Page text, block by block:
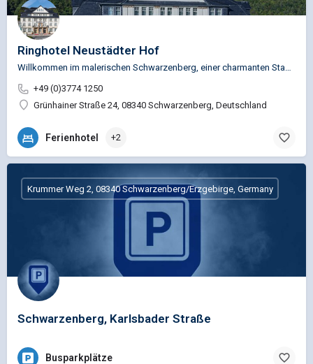
Ringhotel Neustädter Hof
Willkommen im malerischen Schwarzenberg, einer charmanten Stadt in der wunderschönen Region…
+49 (0)3774 1250
Grünhainer Straße 24, 08340 Schwarzenberg, Deutschland
Ferienhotel +2
Schwarzenberg, Karlsbader Straße
Krummer Weg 2, 08340 Schwarzenberg/Erzgebirge, Germany
Busparkplätze